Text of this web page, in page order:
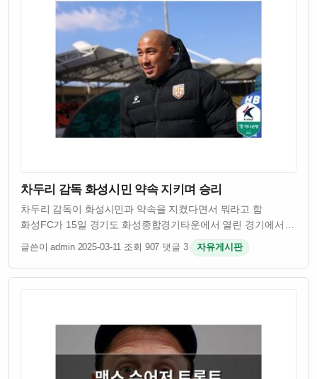
차두리 감독 화성시민 약속 지키며 승리
차두리 감독이 화성시민과 약속을 지켰다면서 뭐라고 함
화성FC가 15일 경기도 화성종합경기타운에서 열린 경기에서
승리를 거뒀음 차두리 감독이 이끄는 팀이었고 시민들이
기대했던 결과였다고 함 원래 차두리 감독은 화성시민들에게
승리를 약속했었다고 하던데 그 약속을 실제로 …
글쓴이 admin·2025-03-11·조회 907·댓글 3· 자유게시판